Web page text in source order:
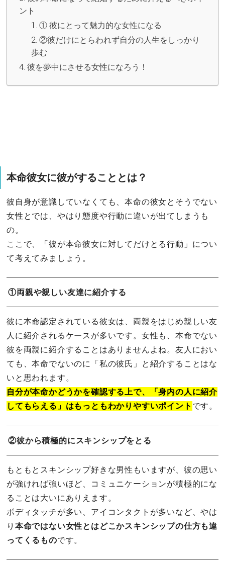
ント
① 彼にとって魅力的な女性になる
②彼だけにとらわれず自分の人生をしっかり
歩む
彼を夢中にさせる女性になろう！
本命彼女に彼がすることとは？
彼自身が意識していなくても、本命の彼女とそうでない
女性とでは、やはり態度や行動に違いが出てしまうも
の。
ここで、「彼が本命彼女に対してだけとる行動」につい
て考えてみましょう。
①両親や親しい友達に紹介する
彼に本命認定されている彼女は、両親をはじめ親しい友
人に紹介されるケースが多いです。女性も、本命でない
彼を両親に紹介することはありませんよね。友人におい
ても、本命でないのに「私の彼氏」と紹介することはな
いと思われます。
自分が本命かどうかを確認する上で、「身内の人に紹介
してもらえる」はもっともわかりやすいポイント です。
②彼から積極的にスキンシップをとる
もともとスキンシップ好きな男性もいますが、彼の思い
が強ければ強いほど、コミュニケーションが積極的にな
ることは大いにありえます。
ボディタッチが多い、アイコンタクトが多いなど、やは
り 本命ではない女性とはどこかスキンシップの仕方も違
ってくるものです。